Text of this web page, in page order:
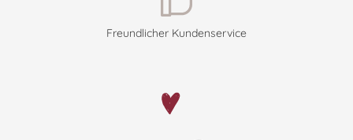
Freundlicher Kundenservice